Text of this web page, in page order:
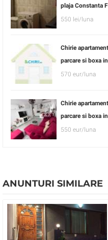
plaja Constanta
550 lei/luna
Chirie
parcare si boxa
570 eur/luna
Chirie
parcare si boxa
550 eur/luna
ANUNTURI SIMILARE